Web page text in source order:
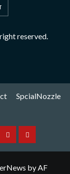
reserved.
SpcialNozzle
HitachiSpcialNozzle
by AF